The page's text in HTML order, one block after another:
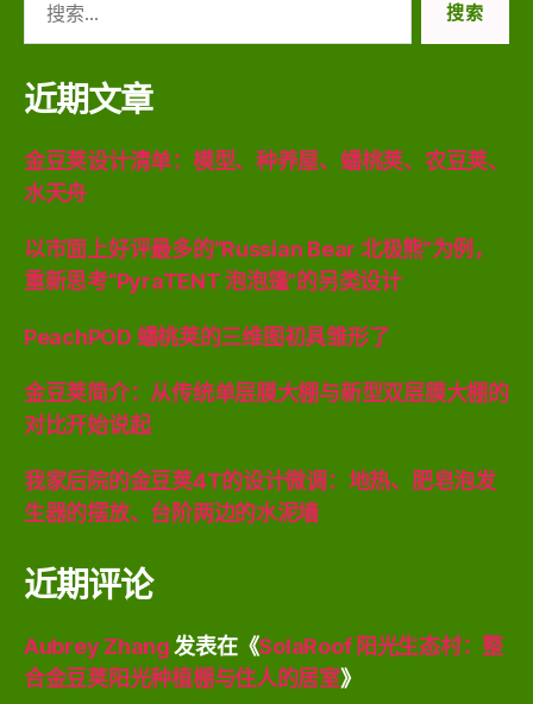
索：
近期文章
金豆荚设计清单：模型、种养屋、蟠桃荚、农豆荚、
水天舟
以市面上好评最多的“Russian Bear 北极熊”为例，
重新思考“PyraTENT 泡泡篷”的另类设计
PeachPOD 蟠桃荚的三维图初具雏形了
金豆荚简介：从传统单层膜大棚与新型双层膜大棚的
对比开始说起
我家后院的金豆荚4T的设计微调：地热、肥皂泡发
生器的摆放、台阶两边的水泥墙
近期评论
Aubrey Zhang发表在《SolaRoof 阳光生态村：整
合金豆荚阳光种植棚与住人的居室》